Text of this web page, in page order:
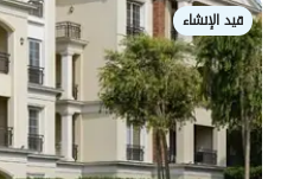
قيد الإنشاء